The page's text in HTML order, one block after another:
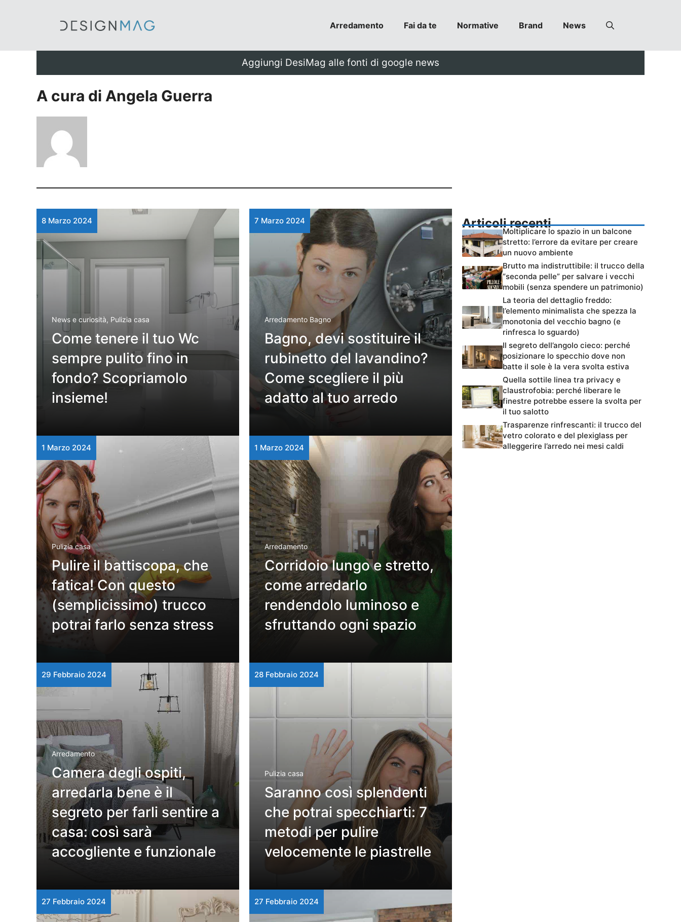
Arredamento Fai da te Normative Brand News
Aggiungi DesiMag alle fonti di google news
A cura di Angela Guerra
8 Marzo 2024
News e curiosità, Pulizia casa
Come tenere il tuo Wc
sempre pulito fino in
fondo? Scopriamolo
insieme!
7 Marzo 2024
Arredamento Bagno
Bagno, devi sostituire il
rubinetto del lavandino?
Come scegliere il più
adatto al tuo arredo
1 Marzo 2024
Pulizia casa
Pulire il battiscopa, che
fatica! Con questo
(semplicissimo) trucco
potrai farlo senza stress
1 Marzo 2024
Arredamento
Corridoio lungo e stretto,
come arredarlo
rendendolo luminoso e
sfruttando ogni spazio
29 Febbraio 2024
Arredamento
Camera degli ospiti,
arredarla bene è il
segreto per farli sentire a
casa: così sarà
accogliente e funzionale
28 Febbraio 2024
Pulizia casa
Saranno così splendenti
che potrai specchiarti: 7
metodi per pulire
velocemente le piastrelle
27 Febbraio 2024 27 Febbraio 2024
Articoli recenti
Moltiplicare lo spazio in un balcone
stretto: l’errore da evitare per creare
un nuovo ambiente
Brutto ma indistruttibile: il trucco della
“seconda pelle” per salvare i vecchi
mobili (senza spendere un patrimonio)
La teoria del dettaglio freddo:
l’elemento minimalista che spezza la
monotonia del vecchio bagno (e
rinfresca lo sguardo)
Il segreto dell’angolo cieco: perché
posizionare lo specchio dove non
batte il sole è la vera svolta estiva
Quella sottile linea tra privacy e
claustrofobia: perché liberare le
finestre potrebbe essere la svolta per
il tuo salotto
Trasparenze rinfrescanti: il trucco del
vetro colorato e del plexiglass per
alleggerire l’arredo nei mesi caldi